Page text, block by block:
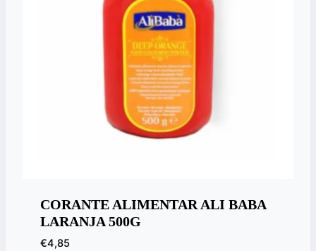
CORANTE ALIMENTAR ALI BABA
LARANJA 500G
€4,85